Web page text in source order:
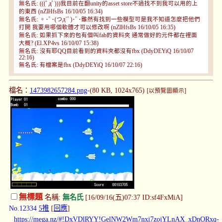
無名氏: (((ﾟдﾟ)))我目前在翻unity的asset store不過找不到我可以用的上
的東西 (nZlHfsBs 16/10/05 16:34)
無名氏: 。･ﾟ･(つд`ﾟ)･ﾟ･雖然有找到一些模型可是我不知道怎麼把他們
打開 我要用哪個軟體才可以修改啊 (nZlHfsBs 16/10/05 16:35)
無名氏: 如果抓下來的包有個叫fab的資料夾 通常做好的元件都在裡面
大概? (El.XP4vs 16/10/07 15:38)
無名氏: 沒有耶QQ目前看到的資料夾都沒有fbx (DdyDEYiQ 16/10/07
22:16)
無名氏: 有檔案是fbx (DdyDEYiQ 16/10/07 22:16)
檔名： 1473982657284.png-(80 KB, 1024x765) [以預覽圖顯示]
無標題名稱: 無名氏[16/09/16(五)07:37 ID:sf4FxMiA]
No.12334 5推 [ 回應]
https://mega.nz/#!DxVDlRYY!GelNW2Wm7nxi7zojYLnAX_xDnORxq-